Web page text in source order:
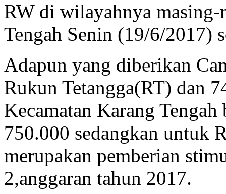
RW di wilayahnya
Tengah Senin (19/6/2017)
Adapun yang diberikan
Rukun Tetangga(RT) dan
Kecamatan Karang
750.000 sedangkan untuk
merupakan pemberian
2,anggaran tahun 2017.